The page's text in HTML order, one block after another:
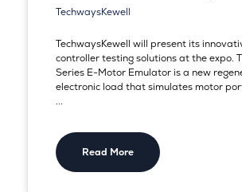
TechwaysKewell
TechwaysKewell will present its
controller testing solutions at the expo.
Series E-Motor Emulator is a new
electronic load that simulates motor
...
Read More